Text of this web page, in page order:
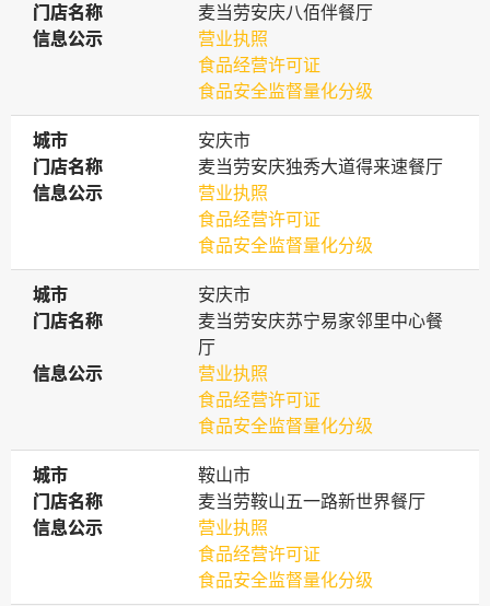
门店名称
门店名称
麦当劳安庆八佰伴餐厅
信息公示
信息公示
营业执照
食品经营许可证
食品安全监督量化分级
城市
城市
安庆市
门店名称
门店名称
麦当劳安庆独秀大道得来速餐厅
信息公示
信息公示
营业执照
食品经营许可证
食品安全监督量化分级
城市
城市
安庆市
门店名称
门店名称
麦当劳安庆苏宁易家邻里中心餐
厅
信息公示
信息公示
营业执照
食品经营许可证
食品安全监督量化分级
城市
城市
鞍山市
门店名称
门店名称
麦当劳鞍山五一路新世界餐厅
信息公示
信息公示
营业执照
食品经营许可证
食品安全监督量化分级